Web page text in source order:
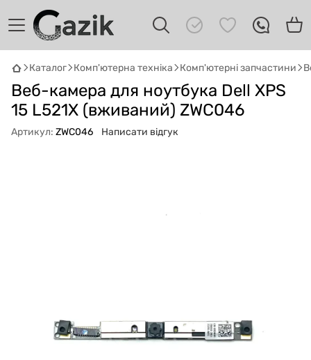
Каталог Комп'ютерна техніка Комп'ютерні запчастини
Веб-камера для ноутбука Dell XPS
15 L521X (вживаний) ZWC046
Артикул: ZWC046 Написати відгук
Онлайн · пошук техніки
Привіт! 👋 Я Gazik AI — допоможу